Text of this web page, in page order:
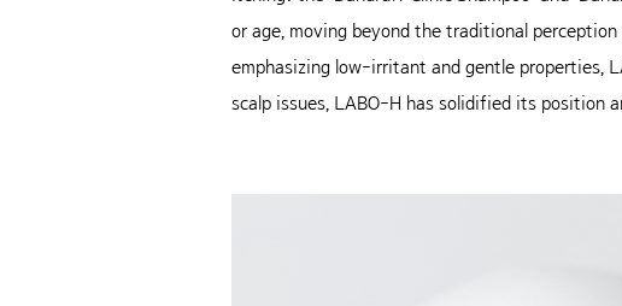
or age, moving beyond the traditional
emphasizing low-irritant and gentle properties,
scalp issues, LABO-H has solidified its position